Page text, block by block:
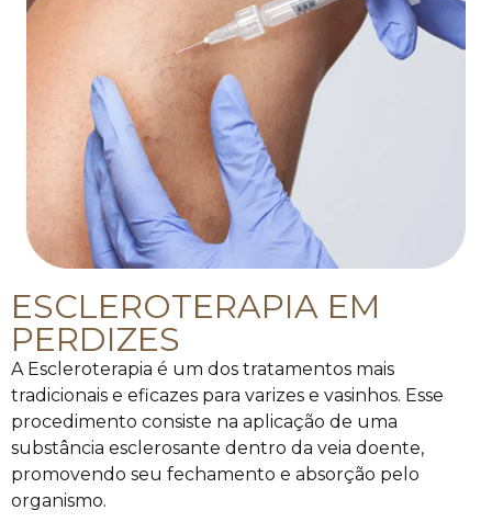
ESCLEROTERAPIA EM
PERDIZES
A Escleroterapia é um dos tratamentos mais
tradicionais e eficazes para varizes e vasinhos. Esse
procedimento consiste na aplicação de uma
substância esclerosante dentro da veia doente,
promovendo seu fechamento e absorção pelo
organismo.